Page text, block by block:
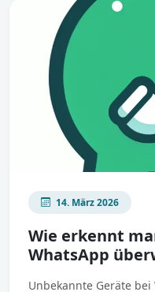
14. März 2026
Wie erkennt
WhatsApp
Unbekannte Geräte